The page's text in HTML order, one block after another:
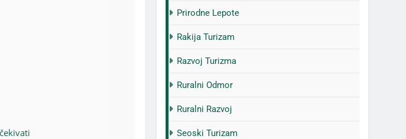
Prirodne Lepote
Rakija Turizam
Razvoj Turizma
Ruralni Odmor
Ruralni Razvoj
Seoski Turizam